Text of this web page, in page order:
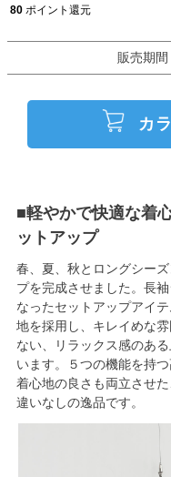
80 ポイント還元
販売期間
カ
■軽やかで快適な着
ットアップ
春、夏、秋とロングシー
プを完成させました。長
なったセットアップアイ
地を採用し、キレイめな
ない、リラックス感のあ
います。５つの機能を持
着心地の良さも両立させ
違いなしの逸品です。